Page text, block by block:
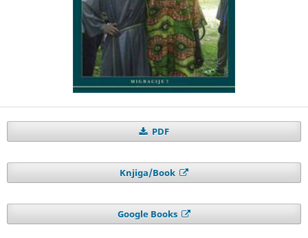
PDF
Knjiga/Book
Google Books